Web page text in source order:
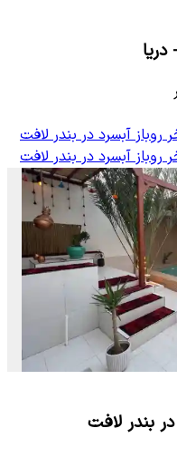
روباز آبسرد در بندر لافت
روباز آبسرد در بندر لافت
بندر لافت